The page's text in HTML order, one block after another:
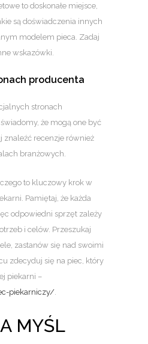
to doskonałe miejsce,
są doświadczenia innych
modelem pieca. Zadaj
wskazówki.
producenta
stronach
że mogą one być
znaleźć recenzje również
branżowych.
to kluczowy krok w
Pamiętaj, że każda
odpowiedni sprzęt zależy
i celów. Przeszukaj
zastanów się nad swoimi
zdecyduj się na piec, który
piekarni –
piekarniczy/.
MYŚL